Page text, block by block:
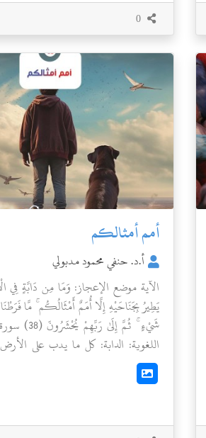
أمم أمثالكم
أ.د. حنفي محمود مدبولي
الآية موضع الإعجاز: وَمَا مِن دَابَّةٍ فِي
يَطِيرُ بِجَنَاحَيْهِ إِلَّا أُمَمٌ أَمْثَالُكُم ۚ مَّا
شَيْءٍ ۚ ثُمَّ إِلَىٰ
اللغوية: الدابة: كل ما يدب على
والطائر: كل ذي جناح يسبح في الهواء،
وهي جماعة يجمعهم أمر ما. كما في
تعالى: (أمم أمثالكم ) قال مجاهد